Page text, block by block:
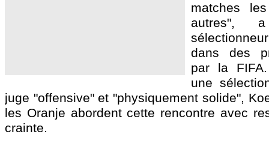
matches
autres",
dans des
par la
une
juge "offensive" et "physiquement solide",
les Oranje abordent cette rencontre avec
crainte.